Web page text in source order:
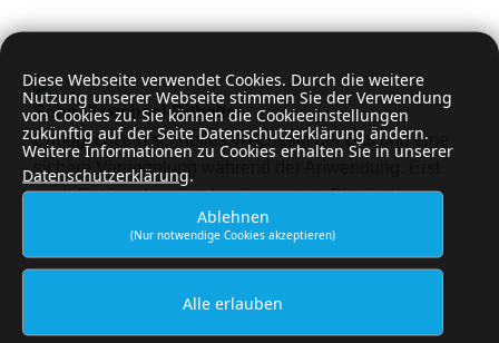
Schnellwechsel-Bithalter
Ermöglicht ein schnelles Wechseln der Bits und eine
sichere Verriegelung während der Anwendung. Erst
nach Entriegelung ist der eingesetzte Bit wieder
Diese Webseite verwendet Cookies. Durch die weitere
Nutzung unserer Webseite stimmen Sie der Verwendung
von Cookies zu. Sie können die Cookieeinstellungen
zukünftig auf der Seite Datenschutzerklärung ändern.
Weitere Informationen zu Cookies erhalten Sie in unserer
Datenschutzerklärung.
Ablehnen
(Nur notwendige Cookies akzeptieren)
Alle erlauben